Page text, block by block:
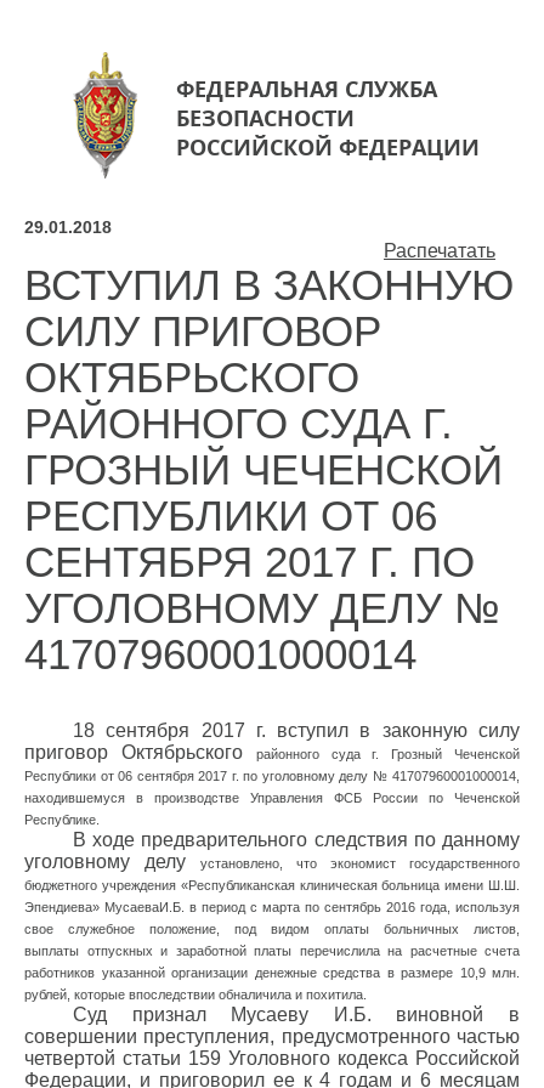
ФЕДЕРАЛЬНАЯ СЛУЖБА
БЕЗОПАСНОСТИ
РОССИЙСКОЙ ФЕДЕРАЦИИ
Распечатать
29.01.2018
ВСТУПИЛ В ЗАКОННУЮ
СИЛУ ПРИГОВОР
ОКТЯБРЬСКОГО
РАЙОННОГО СУДА Г.
ГРОЗНЫЙ ЧЕЧЕНСКОЙ
РЕСПУБЛИКИ ОТ 06
СЕНТЯБРЯ 2017 Г. ПО
УГОЛОВНОМУ ДЕЛУ №
41707960001000014
18 сентября 2017 г. вступил в законную силу
приговор Октябрьского
районного суда г. Грозный Чеченской
Республики от 06 сентября 2017 г. по уголовному делу № 41707960001000014,
находившемуся в производстве Управления ФСБ России по Чеченской
Республике.
В ходе предварительного следствия по данному
уголовному делу
установлено, что экономист государственного
бюджетного учреждения «Республиканская клиническая больница имени Ш.Ш.
Эпендиева» МусаеваИ.Б. в период с марта по сентябрь 2016 года, используя
свое служебное положение, под видом оплаты больничных листов,
выплаты отпускных и заработной платы перечислила на расчетные счета
работников указанной организации денежные средства в размере 10,9 млн.
рублей, которые впоследствии обналичила и похитила.
Суд признал Мусаеву И.Б. виновной в
совершении преступления, предусмотренного частью
четвертой статьи 159 Уголовного кодекса Российской
Федерации, и приговорил ее к 4 годам и 6 месяцам